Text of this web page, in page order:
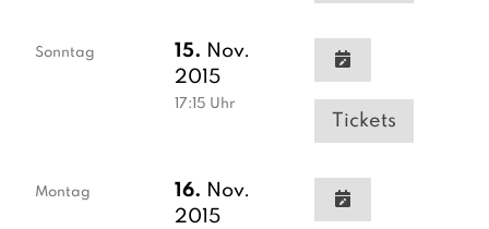
Sonntag 15. Nov.
2015
17:15 Uhr
Tickets
Montag 16. Nov.
2015